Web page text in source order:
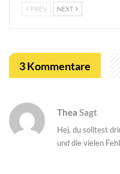
PREV NEXT
3 Kommentare
Thea Sagt
Hej, du solltest
und die vielen